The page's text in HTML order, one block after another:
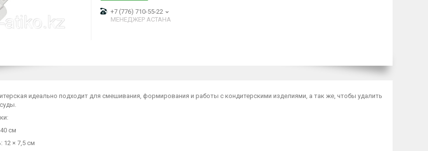
+7 (776) 710-55-22
МЕНЕДЖЕР АСТАНА
идеально подходит для смешивания, формирования и работы с кондитерскими изделиями, а так же, чтобы удалить
см
12 × 7,5 см